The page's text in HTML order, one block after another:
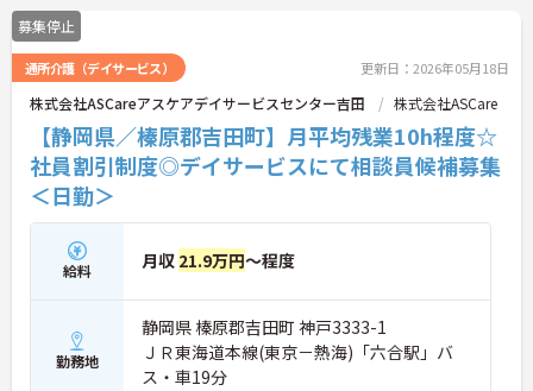
募集停止
通所介護（デイサービス） 更新日：2026年05月18日
株式会社ASCareアスケアデイサービスセンター吉田 株式会社ASCare
【静岡県／榛原郡吉田町】月平均残業10h程度☆
社員割引制度◎デイサービスにて相談員候補募集
＜日勤＞
給料 月収 21.9万円～程度
勤務地
静岡県 榛原郡吉田町 神戸3333-1
ＪＲ東海道本線(東京－熱海)「六合駅」バ
ス・車19分